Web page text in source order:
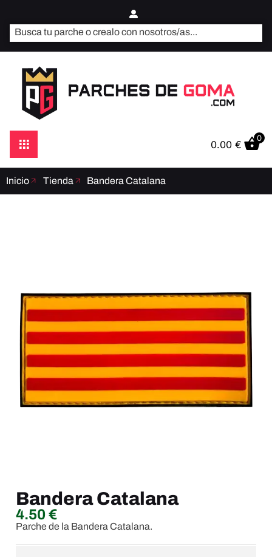
0.00 €
0
Inicio Tienda Bandera Catalana
Bandera Catalana
4.50€
Parche de la Bandera Catalana.